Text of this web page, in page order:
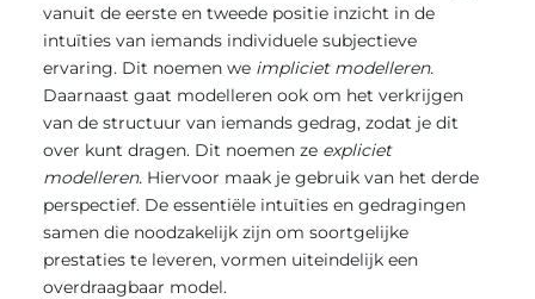
vanuit de eerste en tweede positie inzicht in de
intuïties van iemands individuele subjectieve
ervaring. Dit noemen we impliciet modelleren.
Daarnaast gaat modelleren ook om het verkrijgen
van de structuur van iemands gedrag, zodat je dit
over kunt dragen. Dit noemen ze expliciet
modelleren. Hiervoor maak je gebruik van het derde
perspectief. De essentiële intuïties en gedragingen
samen die noodzakelijk zijn om soortgelijke
prestaties te leveren, vormen uiteindelijk een
overdraagbaar model.